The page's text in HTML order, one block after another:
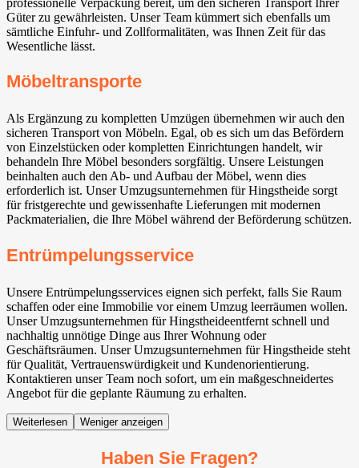
professionelle Verpackung bereit, um den sicheren Transport Ihrer
Güter zu gewährleisten. Unser Team kümmert sich ebenfalls um
sämtliche Einfuhr- und Zollformalitäten, was Ihnen Zeit für das
Wesentliche lässt.
Möbeltransporte
Als Ergänzung zu kompletten Umzügen übernehmen wir auch den
sicheren Transport von Möbeln. Egal, ob es sich um das Befördern
von Einzelstücken oder kompletten Einrichtungen handelt, wir
behandeln Ihre Möbel besonders sorgfältig. Unsere Leistungen
beinhalten auch den Ab- und Aufbau der Möbel, wenn dies
erforderlich ist. Unser Umzugsunternehmen für Hingstheide sorgt
für fristgerechte und gewissenhafte Lieferungen mit modernen
Packmaterialien, die Ihre Möbel während der Beförderung schützen.
Entrümpelungsservice
Unsere Entrümpelungsservices eignen sich perfekt, falls Sie Raum
schaffen oder eine Immobilie vor einem Umzug leerräumen wollen.
Unser Umzugsunternehmen für Hingstheideentfernt schnell und
nachhaltig unnötige Dinge aus Ihrer Wohnung oder
Geschäftsräumen. Unser Umzugsunternehmen für Hingstheide steht
für Qualität, Vertrauenswürdigkeit und Kundenorientierung.
Kontaktieren unser Team noch sofort, um ein maßgeschneidertes
Angebot für die geplante Räumung zu erhalten.
Weiterlesen Weniger anzeigen
Haben Sie Fragen?